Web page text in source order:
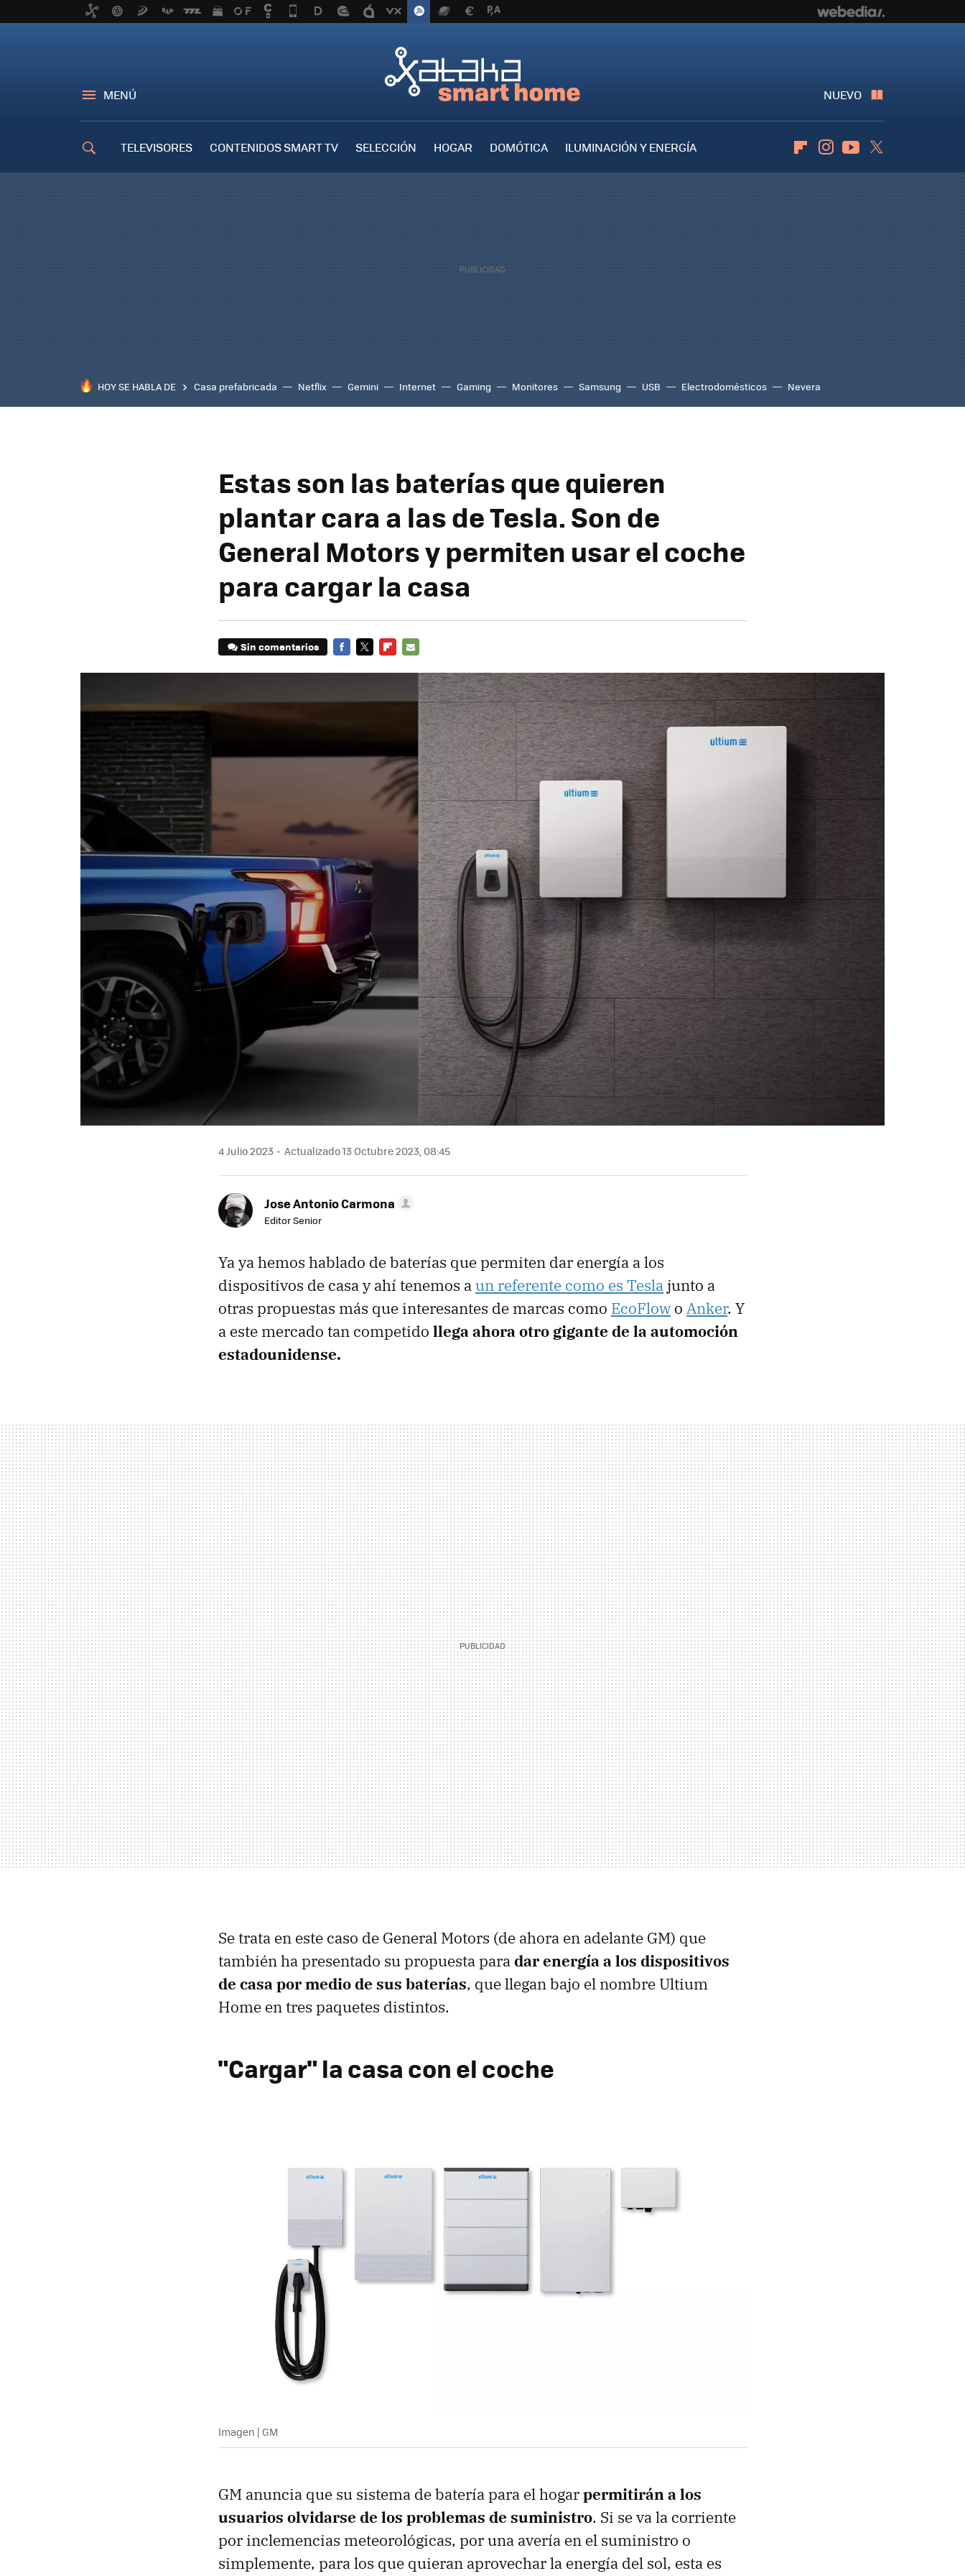
MENÚ NUEVO
TELEVISORES CONTENIDOS SMART TV SELECCIÓN HOGAR DOMÓTICA
ILUMINACIÓN Y ENERGÍA
FlipboardInstagramYoutube
HOY SE HABLA DE Casa prefabricada Netflix Gemini Internet Gaming Monitores Samsung USB Electrodomésticos Nevera
Estas son las baterías que quieren
plantar cara a las de Tesla. Son de
General Motors y permiten usar el coche
para cargar la casa
Sin comentarios
MAIL
4 Julio 2023 Actualizado 13 Octubre 2023, 08:45
Jose Antonio Carmona
Editor Senior
Ya ya hemos hablado de baterías que permiten dar energía a los
dispositivos de casa y ahí tenemos aun referente como es Tesla junto a
otras propuestas más que interesantes de marcas como EcoFlowo Anker. Y
a este mercado tan competido llega ahora otro gigante de la automoción
estadounidense.
Se trata en este caso de General Motors (de ahora en adelante GM) que
también ha presentado su propuesta paradar energía a los dispositivos
de casa por medio de sus baterías, que llegan bajo el nombre Ultium
Home en tres paquetes distintos.
"Cargar" la casa con el coche
Imagen | GM
GM anuncia que su sistema de batería para el hogarpermitirán a los
usuarios olvidarse de los problemas de suministro. Si se va la corriente
por inclemencias meteorológicas, por una avería en el suministro o
simplemente, para los que quieran aprovechar la energía del sol, esta es